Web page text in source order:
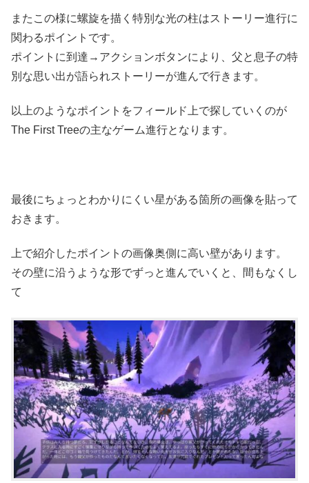
またこの様に螺旋を描く特別な光の柱はストーリー進行に
関わるポイントです。
ポイントに到達→アクションボタンにより、父と息子の特
別な思い出が語られストーリーが進んで行きます。
以上のようなポイントをフィールド上で探していくのが
The First Treeの主なゲーム進行となります。
最後にちょっとわかりにくい星がある箇所の画像を貼って
おきます。
上で紹介したポイントの画像奥側に高い壁があります。
その壁に沿うような形でずっと進んでいくと、間もなくし
て